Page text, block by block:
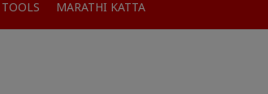
TOOLS MARATHI KATTA